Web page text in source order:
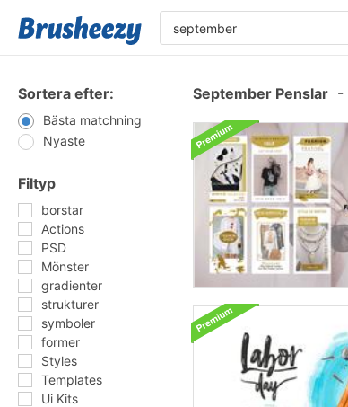
Sortera efter:
Bästa matchning
Nyaste
Filtyp
borstar
Actions
PSD
Mönster
gradienter
strukturer
symboler
former
Styles
Templates
Ui Kits
September Penslar -